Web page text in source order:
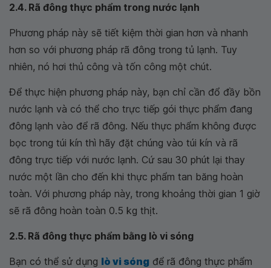
2.4. Rã đông thực phẩm trong nước lạnh
Phương pháp này sẽ tiết kiệm thời gian hơn và nhanh
hơn so với phương pháp rã đông trong tủ lạnh. Tuy
nhiên, nó hơi thủ công và tốn công một chút.
Để thực hiện phương pháp này, bạn chỉ cần đổ đầy bồn
nước lạnh và có thể cho trực tiếp gói thực phẩm đang
đông lạnh vào để rã đông. Nếu thực phẩm không được
bọc trong túi kín thì hãy đặt chúng vào túi kín và rã
đông trực tiếp với nước lạnh. Cứ sau 30 phút lại thay
nước một lần cho đến khi thực phẩm tan băng hoàn
toàn. Với phương pháp này, trong khoảng thời gian 1 giờ
sẽ rã đông hoàn toàn 0.5 kg thịt.
2.5. Rã đông thực phẩm bằng lò vi sóng
Bạn có thể sử dụng lò vi sóng để rã đông thực phẩm